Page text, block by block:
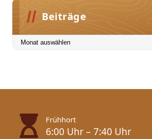
Beiträge
Beiträge
Frühhort
6:00 Uhr – 7:40 Uhr